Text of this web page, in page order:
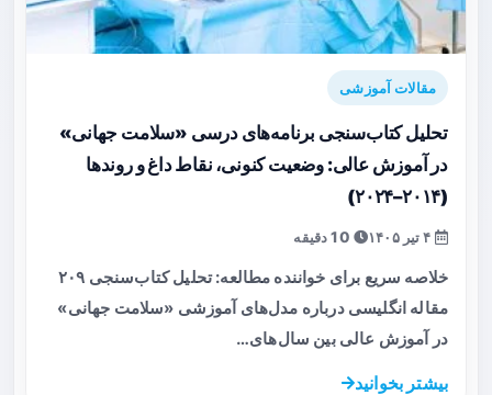
مقالات آموزشی
تحلیل کتاب‌سنجی برنامه‌های درسی «سلامت جهانی»
در آموزش عالی: وضعیت کنونی، نقاط داغ و روندها
(۲۰۱۴–۲۰۲۴)
خلاصه سریع برای خواننده مطالعه: تحلیل کتاب‌سنجی ۲۰۹
مقاله انگلیسی درباره مدل‌های آموزشی «سلامت جهانی»
در آموزش عالی بین سال‌های…
بیشتر بخوانید